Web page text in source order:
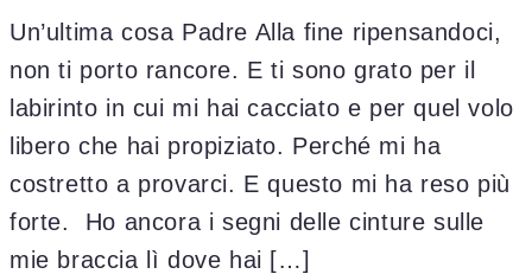
Un’ultima cosa Padre Alla fine ripensandoci,
non ti porto rancore. E ti sono grato per il
labirinto in cui mi hai cacciato e per quel volo
libero che hai propiziato. Perché mi ha
costretto a provarci. E questo mi ha reso più
forte. Ho ancora i segni delle cinture sulle
mie braccia lì dove hai […]